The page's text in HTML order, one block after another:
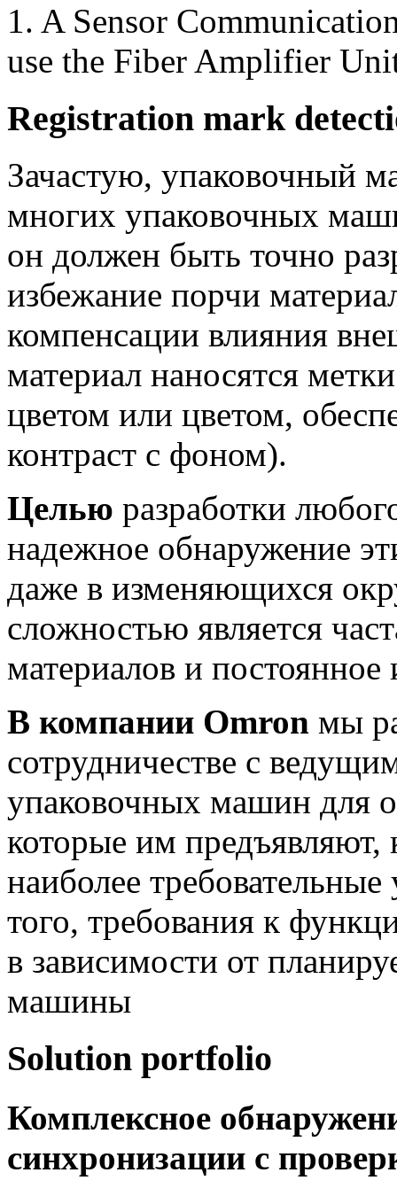
1. A Sensor
use the Fiber Amplifier
Registration mark
Зачастую, упаковочный
многих упаковочных
он должен быть точно
избежание порчи
компенсации влияния
материал наносятся
цветом или цветом,
контраст с фоном).
Целью разработки
надежное обнаружение
даже в изменяющихся
сложностью является
материалов и
В компании Omron мы
сотрудничестве с
упаковочных машин для
которые им предъявляют,
наиболее
того, требования к
в зависимости от
машины
Solution portfolio
Комплексное
синхронизации с